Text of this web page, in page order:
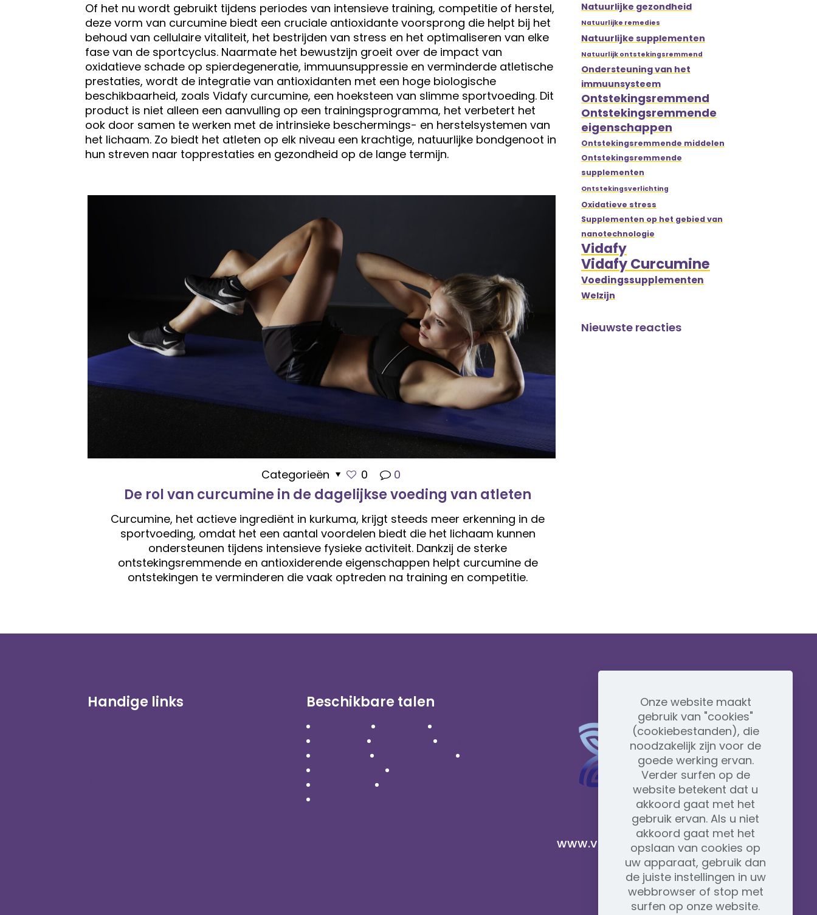
Of het nu wordt gebruikt tijdens periodes van intensieve training, competitie of herstel,
deze vorm van curcumine biedt een cruciale antioxidante voorsprong die helpt bij het
behoud van cellulaire vitaliteit, het bestrijden van stress en het optimaliseren van elke
fase van de sportcyclus. Naarmate het bewustzijn groeit over de impact van
oxidatieve schade op spierdegeneratie, immuunsuppressie en verminderde atletische
prestaties, wordt de integratie van antioxidanten met een hoge biologische
beschikbaarheid, zoals Vidafy curcumine, een hoeksteen van slimme sportvoeding. Dit
product is niet alleen een aanvulling op een trainingsprogramma, het verbetert het
ook door samen te werken met de intrinsieke beschermings- en herstelsystemen van
het lichaam. Zo biedt het atleten op elk niveau een krachtige, natuurlijke bondgenoot in
hun streven naar topprestaties en gezondheid op de lange termijn.
Categorieën 0 0
De rol van curcumine in de dagelijkse voeding van atleten
Curcumine, het actieve ingrediënt in kurkuma, krijgt steeds meer erkenning in de
sportvoeding, omdat het een aantal voordelen biedt die het lichaam kunnen
ondersteunen tijdens intensieve fysieke activiteit. Dankzij de sterke
ontstekingsremmende en antioxiderende eigenschappen helpt curcumine de
ontstekingen te verminderen die vaak optreden na training en competitie.
Natuurlijke gezondheid
Natuurlijke remedies
Natuurlijke supplementen
Natuurlijk ontstekingsremmend
Ondersteuning van het
immuunsysteem
Ontstekingsremmend
Ontstekingsremmende
eigenschappen
Ontstekingsremmende middelen
Ontstekingsremmende
supplementen
Ontstekingsverlichting
Oxidatieve stress
Supplementen op het gebied van
nanotechnologie
Vidafy
Vidafy Curcumine
Voedingssupplementen
Welzijn
Nieuwste reacties
Handige links Beschikbare talen
www.vidafyglobal.com
Onze website maakt
gebruik van "cookies"
(cookiebestanden), die
noodzakelijk zijn voor de
goede werking ervan.
Verder surfen op de
website betekent dat u
akkoord gaat met het
gebruik ervan. Als u niet
akkoord gaat met het
opslaan van cookies op
uw apparaat, gebruik dan
de juiste instellingen in uw
webbrowser of stop met
surfen op onze website.